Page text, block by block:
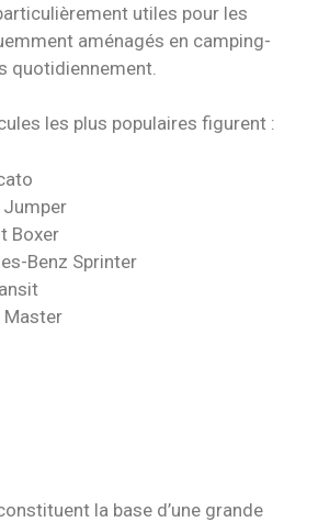
utiles pour les
aménagés en camping-
quotidiennement.
les plus populaires figurent :
Jumper
Boxer
Benz Sprinter
Master
la base d’une grande